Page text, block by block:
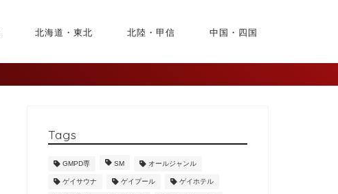
北海道・東北 北陸・甲信 中国・四国
Tags
GMPD専 SM オールジャンル
ゲイサウナ ゲイプール ゲイホテル